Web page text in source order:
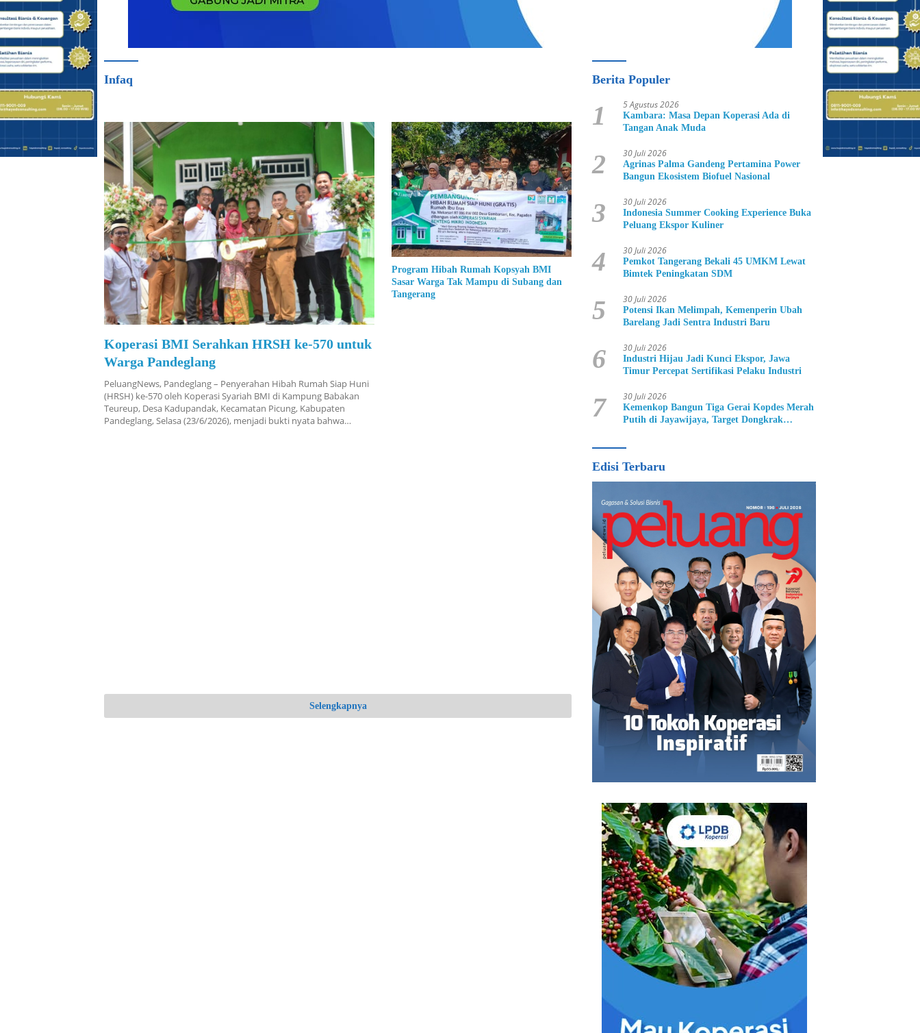
Infaq
Koperasi BMI Serahkan HRSH ke-570 untuk
Warga Pandeglang
PeluangNews, Pandeglang – Penyerahan Hibah Rumah Siap Huni
(HRSH) ke-570 oleh Koperasi Syariah BMI di Kampung Babakan
Teureup, Desa Kadupandak, Kecamatan Picung, Kabupaten
Pandeglang, Selasa (23/6/2026), menjadi bukti nyata bahwa…
Program Hibah Rumah Kopsyah BMI
Sasar Warga Tak Mampu di Subang dan
Tangerang
Selengkapnya
Berita Populer
1 5 Agustus 2026
Kambara: Masa Depan Koperasi Ada di
Tangan Anak Muda
2 30 Juli 2026
Agrinas Palma Gandeng Pertamina Power
Bangun Ekosistem Biofuel Nasional
3 30 Juli 2026
Indonesia Summer Cooking Experience Buka
Peluang Ekspor Kuliner
4 30 Juli 2026
Pemkot Tangerang Bekali 45 UMKM Lewat
Bimtek Peningkatan SDM
5 30 Juli 2026
Potensi Ikan Melimpah, Kemenperin Ubah
Barelang Jadi Sentra Industri Baru
6 30 Juli 2026
Industri Hijau Jadi Kunci Ekspor, Jawa
Timur Percepat Sertifikasi Pelaku Industri
7 30 Juli 2026
Kemenkop Bangun Tiga Gerai Kopdes Merah
Putih di Jayawijaya, Target Dongkrak
Edisi Terbaru